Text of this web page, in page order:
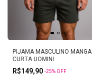
PIJAMA MASCULINO MANGA
CURTA UOMINI
R$149,90 -25% OFF